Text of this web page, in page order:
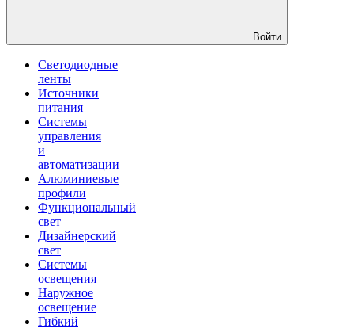
Войти
Светодиодные
ленты
Источники
питания
Системы
управления
и
автоматизации
Алюминиевые
профили
Функциональный
свет
Дизайнерский
свет
Системы
освещения
Наружное
освещение
Гибкий